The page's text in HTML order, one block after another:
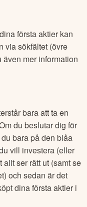
första aktier kan
via sökfältet (övre
mer information
bara att ta en
du beslutar dig för
bara på den blåa
vill investera (eller
ser rätt ut (samt se
och sedan är det
dina första aktier i